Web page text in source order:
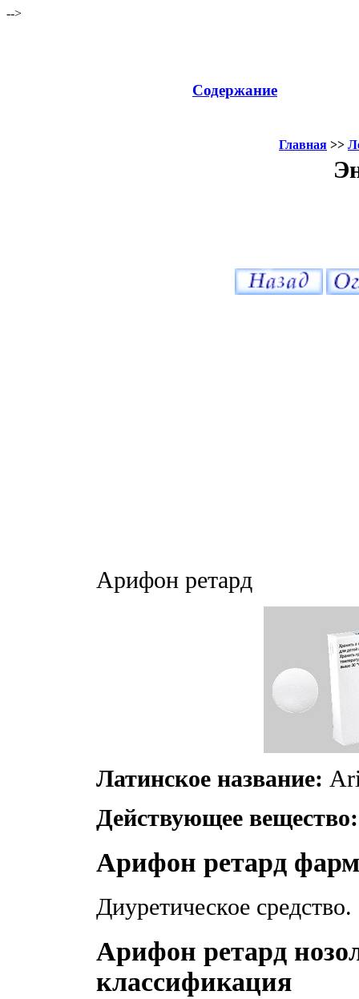
-->
Содержание
Главная >>
Арифон ретард
Латинское название:
Действующее вещество:
Арифон ретард
Диуретическое
Арифон ретард
классификация